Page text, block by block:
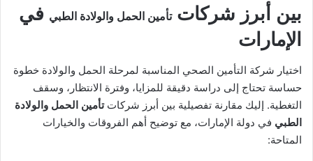
بين أبرز شركاتتأمين الحمل والولادة الطبي في
الإمارات
اختيار شركة التأمين الصحي المناسبة لمرحلة الحمل والولادة خطوة
حساسة تحتاج إلى دراسة دقيقة للمزايا، وفترة الانتظار، وسقف
التغطية. إليك مقارنة تفصيلية بين أبرز شركاتتأمين الحمل والولادة
الطبي في دولة الإمارات، مع توضيح أهم الفروقات والخيارات
المتاحة: